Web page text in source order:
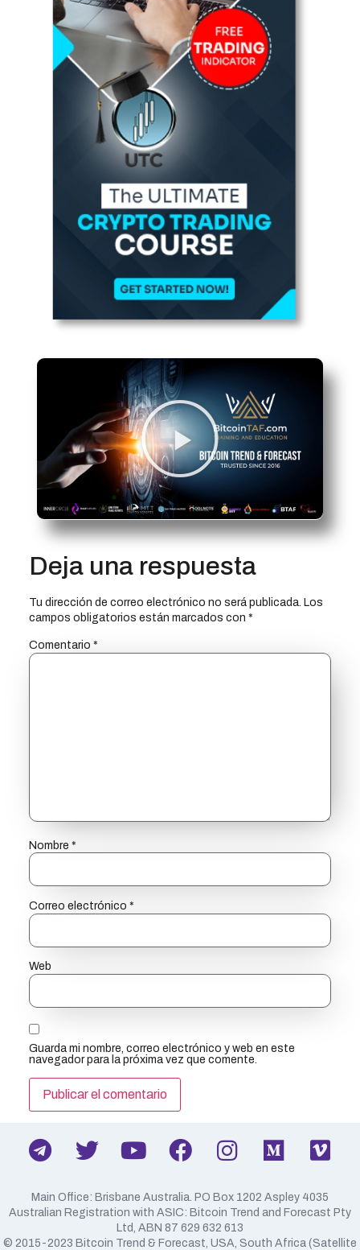
Deja una respuesta
Tu dirección de correo electrónico no será publicada. Los
campos obligatorios están marcados con *
Comentario *
Nombre *
Correo electrónico *
Web
Guarda mi nombre, correo electrónico y web en este
navegador para la próxima vez que comente.
Main Office: Brisbane Australia. PO Box 1202 Aspley 4035
Australian Registration with ASIC: Bitcoin Trend and Forecast Pty
Ltd, ABN 87 629 632 613
​© 2015-2023 Bitcoin Trend & Forecast, USA, South Africa (Satellite